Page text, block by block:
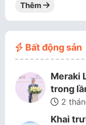
Thêm
Bất động sản
Meraki
trong
2
Khai